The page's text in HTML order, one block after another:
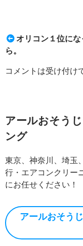
オリコン１位にな
ら。
コメントは受け付け
アールおそう
ング
東京、神奈川、埼玉
行・エアコンクリー
にお任せください！
アールおそう